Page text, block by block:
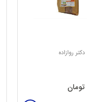
روازاده